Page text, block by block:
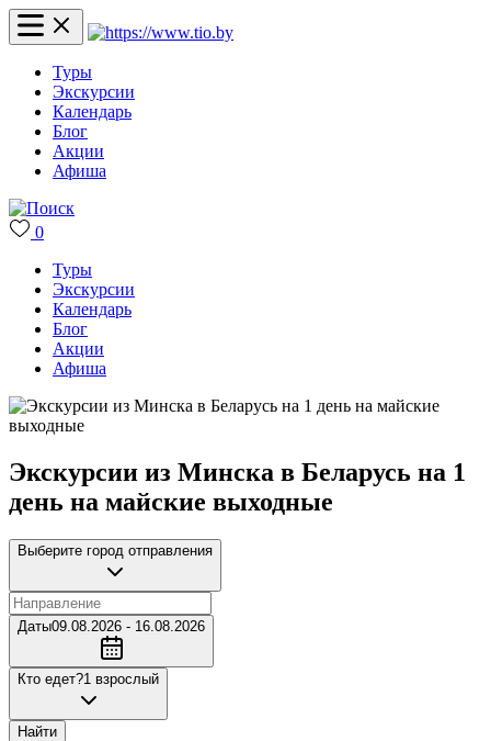
Туры
Экскурсии
Календарь
Блог
Акции
Афиша
0
Туры
Экскурсии
Календарь
Блог
Акции
Афиша
Экскурсии из Минска в Беларусь на 1
день на майские выходные
Выберите город отправления
Даты09.08.2026 - 16.08.2026
Кто едет?1 взрослый
Найти